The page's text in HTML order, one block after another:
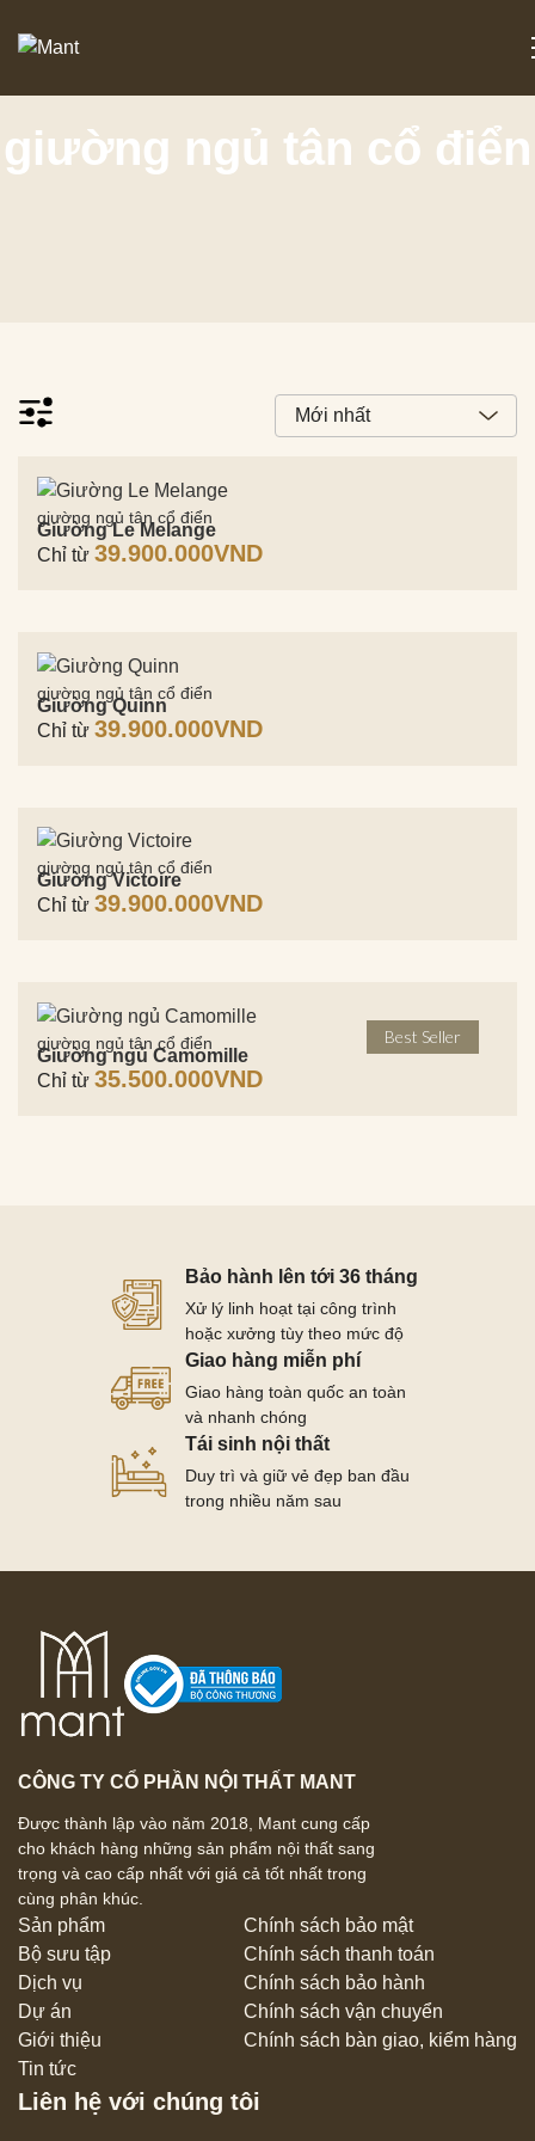
giường ngủ tân cổ điển
giường ngủ tân cổ điển
Giường Le Melange
Chỉ từ 39.900.000VND
giường ngủ tân cổ điển
Giường Quinn
Chỉ từ 39.900.000VND
giường ngủ tân cổ điển
Giường Victoire
Chỉ từ 39.900.000VND
Best Seller
giường ngủ tân cổ điển
Giường ngủ Camomille
Chỉ từ 35.500.000VND
Bảo hành lên tới 36 tháng
Xử lý linh hoạt tại công trình
hoặc xưởng tùy theo mức độ
Giao hàng miễn phí
Giao hàng toàn quốc an toàn
và nhanh chóng
Tái sinh nội thất
Duy trì và giữ vẻ đẹp ban đầu
trong nhiều năm sau
CÔNG TY CỔ PHẦN NỘI THẤT MANT
Được thành lập vào năm 2018, Mant cung cấp
cho khách hàng những sản phẩm nội thất sang
trọng và cao cấp nhất với giá cả tốt nhất trong
cùng phân khúc.
Sản phẩm
Bộ sưu tập
Dịch vụ
Dự án
Giới thiệu
Tin tức
Chính sách bảo mật
Chính sách thanh toán
Chính sách bảo hành
Chính sách vận chuyển
Chính sách bàn giao, kiểm hàng
Liên hệ với chúng tôi